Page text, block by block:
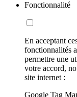
Fonctionnalité
En acceptant
fonctionnalités
permettre une
votre accord,
site internet :
Google Tag